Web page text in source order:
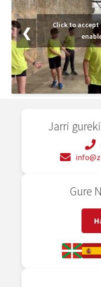
Click to
❮
Jarri
Gure